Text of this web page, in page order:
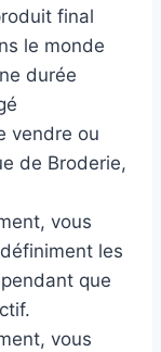
final
le monde
durée
vendre ou
de Broderie,
vous
les
que
vous